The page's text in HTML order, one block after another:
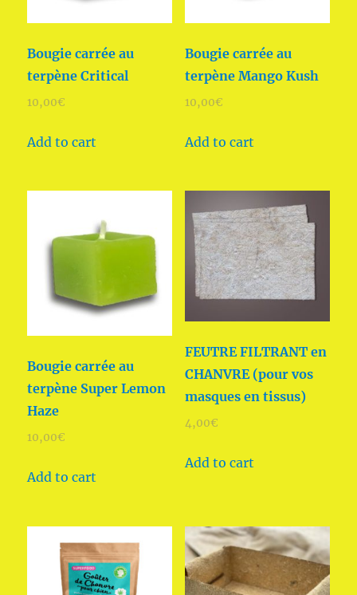
Bougie carrée au
terpène Critical
10,00€
Add to cart
Bougie carrée au
terpène Mango Kush
10,00€
Add to cart
Bougie carrée au
terpène Super Lemon
Haze
10,00€
Add to cart
FEUTRE FILTRANT en
CHANVRE (pour vos
masques en tissus)
4,00€
Add to cart